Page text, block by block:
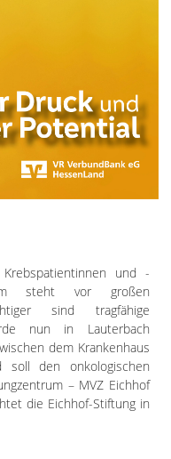
und -
steht vor großen
sind tragfähige
nun in Lauterbach
dem Krankenhaus
den onkologischen
– MVZ Eichhof
die Eichhof-Stiftung in